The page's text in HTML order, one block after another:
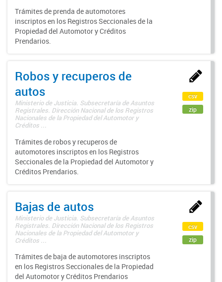
Trámites de prenda de automotores
inscriptos en los Registros Seccionales de la
Propiedad del Automotor y Créditos
Prendarios.
Robos y recuperos de
autos
Ministerio de Justicia. Subsecretaría de Asuntos
Registrales. Dirección Nacional de los Registros
Nacionales de la Propiedad del Automotor y
Créditos ...
Trámites de robos y recuperos de
automotores inscriptos en los Registros
Seccionales de la Propiedad del Automotor y
Créditos Prendarios.
csv
zip
Bajas de autos
Ministerio de Justicia. Subsecretaría de Asuntos
Registrales. Dirección Nacional de los Registros
Nacionales de la Propiedad del Automotor y
Créditos ...
Trámites de baja de automotores inscriptos
en los Registros Seccionales de la Propiedad
del Automotor y Créditos Prendarios
csv
zip